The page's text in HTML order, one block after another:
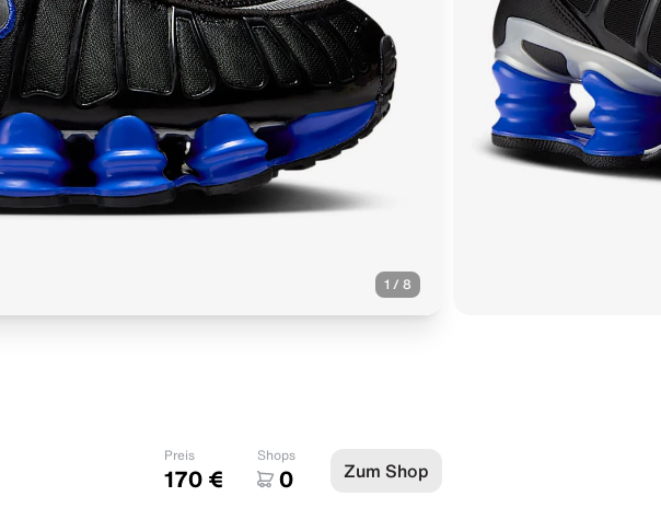
1 / 8
Preis
170 €
Shops
0 Zum Shop